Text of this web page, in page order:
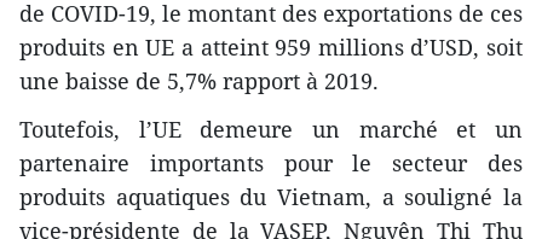
de COVID-19, le montant des exportations de ces
produits en UE a atteint 959 millions d’USD, soit
une baisse de 5,7% rapport à 2019.
Toutefois, l’UE demeure un marché et un
partenaire importants pour le secteur des
produits aquatiques du Vietnam, a souligné la
vice-présidente de la VASEP, Nguyên Thi Thu